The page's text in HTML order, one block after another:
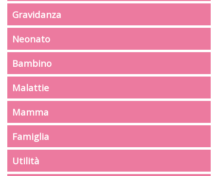
Gravidanza
Neonato
Bambino
Malattie
Mamma
Famiglia
Utilità